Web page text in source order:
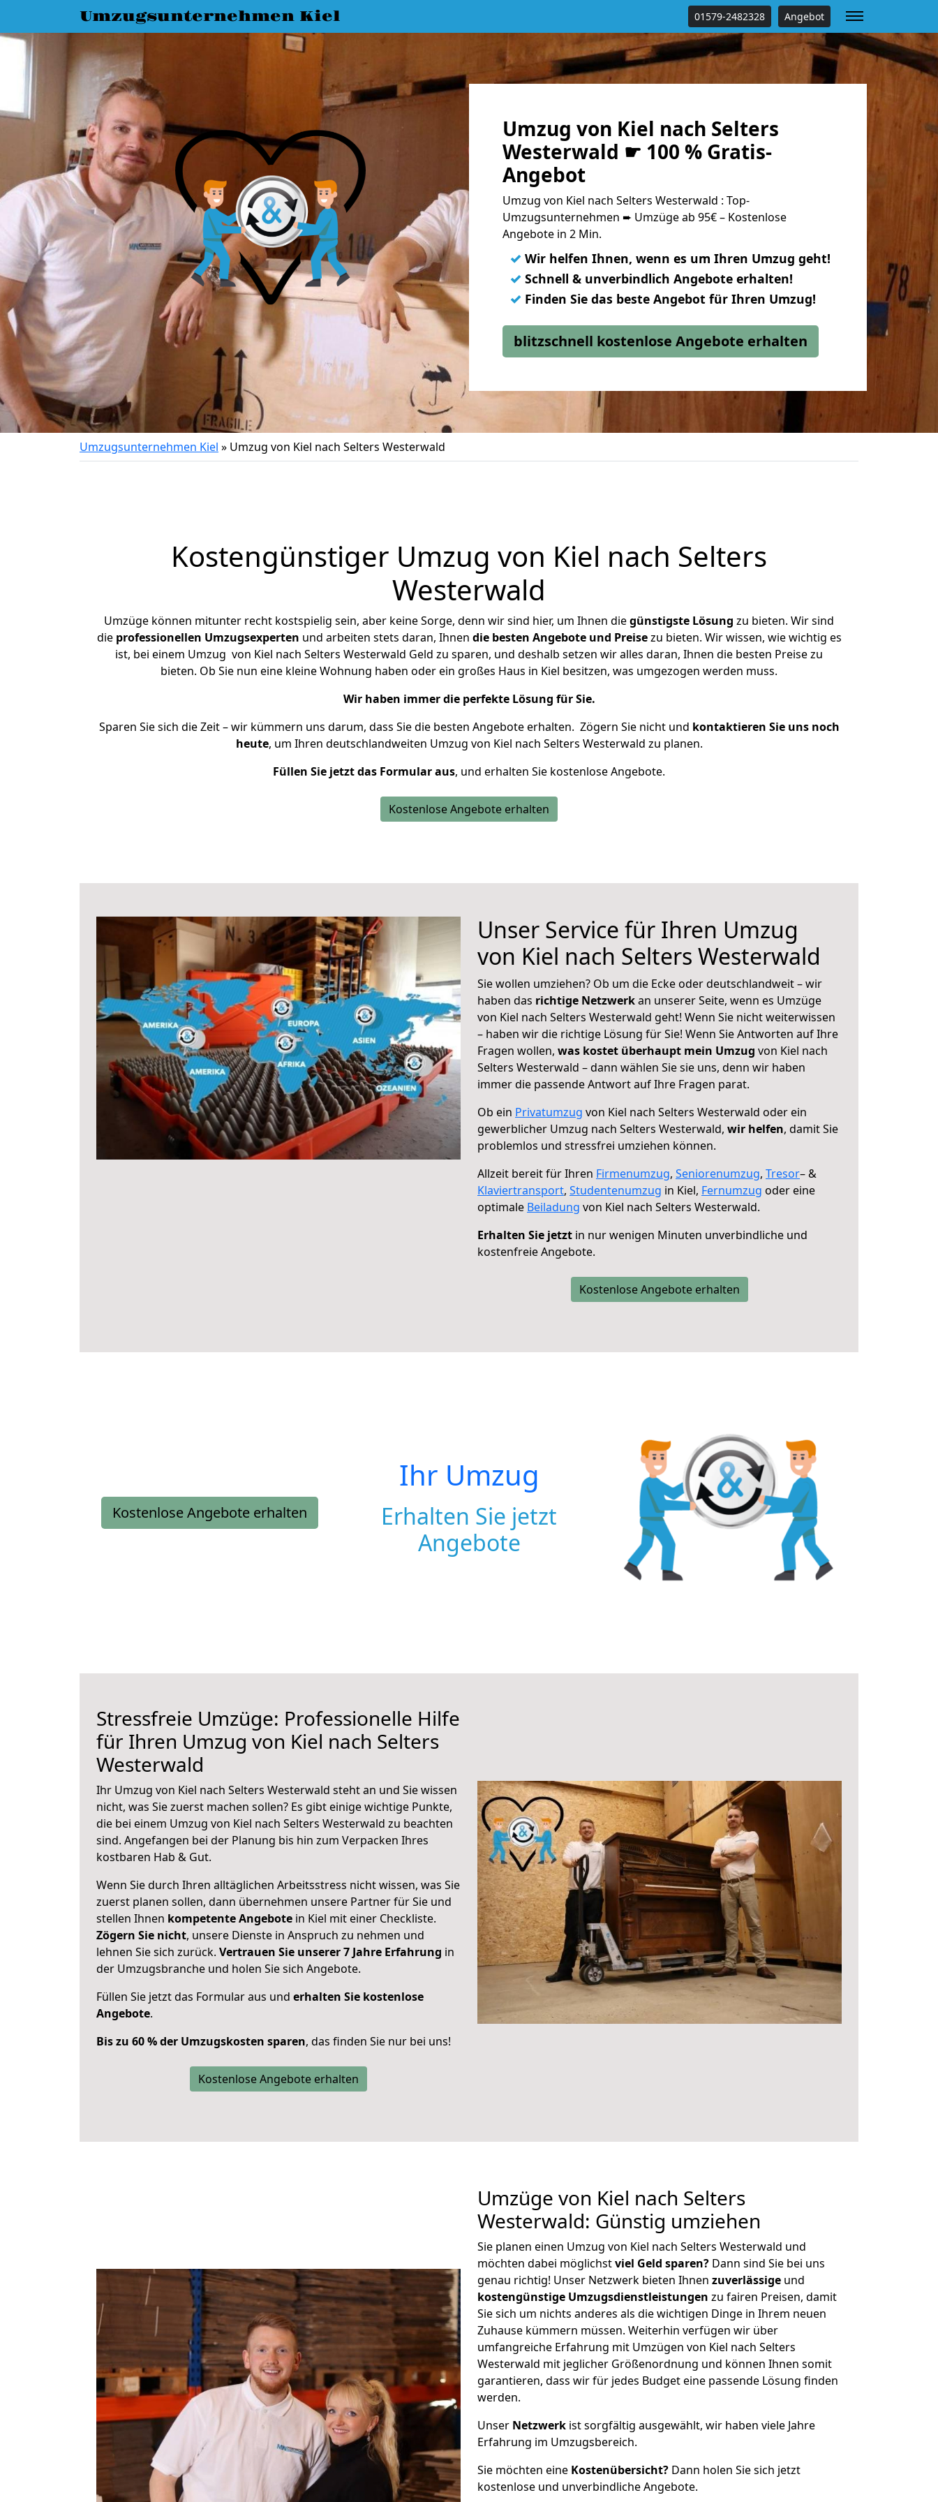
Umzugsunternehmen Kiel 01579-2482328 Angebot
Umzug von Kiel nach Selters
Westerwald ☛ 100 % Gratis-
Angebot
Umzug von Kiel nach Selters Westerwald : Top-
Umzugsunternehmen ➨ Umzüge ab 95€ – Kostenlose
Angebote in 2 Min.
✓ Wir helfen Ihnen, wenn es um Ihren Umzug geht!
✓ Schnell & unverbindlich Angebote erhalten!
✓ Finden Sie das beste Angebot für Ihren Umzug!
blitzschnell kostenlose Angebote erhalten
Umzugsunternehmen Kiel » Umzug von Kiel nach Selters Westerwald
Kostengünstiger Umzug von Kiel nach Selters
Westerwald
Umzüge können mitunter recht kostspielig sein, aber keine Sorge, denn wir sind hier, um Ihnen diegünstigste Lösung zu bieten. Wir sind
die professionellen Umzugsexperten und arbeiten stets daran, Ihnen die besten Angebote und Preisezu bieten. Wir wissen, wie wichtig es
ist, bei einem Umzug von Kiel nach Selters Westerwald Geld zu sparen, und deshalb setzen wir alles daran, Ihnen die besten Preise zu
bieten. Ob Sie nun eine kleine Wohnung haben oder ein großes Haus in Kiel besitzen, was umgezogen werden muss.
Wir haben immer die perfekte Lösung für Sie.
Sparen Sie sich die Zeit – wir kümmern uns darum, dass Sie die besten Angebote erhalten. Zögern Sie nicht und kontaktieren Sie uns noch
heute, um Ihren deutschlandweiten Umzug von Kiel nach Selters Westerwald zu planen.
Füllen Sie jetzt das Formular aus, und erhalten Sie kostenlose Angebote.
Kostenlose Angebote erhalten
Unser Service für Ihren Umzug
von Kiel nach Selters Westerwald
Sie wollen umziehen? Ob um die Ecke oder deutschlandweit – wir
haben das richtige Netzwerkan unserer Seite, wenn es Umzüge
von Kiel nach Selters Westerwald geht! Wenn Sie nicht weiterwissen
– haben wir die richtige Lösung für Sie! Wenn Sie Antworten auf Ihre
Fragen wollen, was kostet überhaupt mein Umzug von Kiel nach
Selters Westerwald – dann wählen Sie sie uns, denn wir haben
immer die passende Antwort auf Ihre Fragen parat.
Ob ein Privatumzug von Kiel nach Selters Westerwald oder ein
gewerblicher Umzug nach Selters Westerwald, wir helfen, damit Sie
problemlos und stressfrei umziehen können.
Allzeit bereit für Ihren Firmenumzug, Seniorenumzug, Tresor– &
Klaviertransport, Studentenumzug in Kiel, Fernumzug oder eine
optimale Beiladung von Kiel nach Selters Westerwald.
Erhalten Sie jetzt in nur wenigen Minuten unverbindliche und
kostenfreie Angebote.
Kostenlose Angebote erhalten
Kostenlose Angebote erhalten
Ihr Umzug
Erhalten Sie jetzt
Angebote
Stressfreie Umzüge: Professionelle Hilfe
für Ihren Umzug von Kiel nach Selters
Westerwald
Ihr Umzug von Kiel nach Selters Westerwald steht an und Sie wissen
nicht, was Sie zuerst machen sollen? Es gibt einige wichtige Punkte,
die bei einem Umzug von Kiel nach Selters Westerwald zu beachten
sind. Angefangen bei der Planung bis hin zum Verpacken Ihres
kostbaren Hab & Gut.
Wenn Sie durch Ihren alltäglichen Arbeitsstress nicht wissen, was Sie
zuerst planen sollen, dann übernehmen unsere Partner für Sie und
stellen Ihnen kompetente Angebote in Kiel mit einer Checkliste.
Zögern Sie nicht, unsere Dienste in Anspruch zu nehmen und
lehnen Sie sich zurück. Vertrauen Sie unserer 7 Jahre Erfahrung in
der Umzugsbranche und holen Sie sich Angebote.
Füllen Sie jetzt das Formular aus und erhalten Sie kostenlose
Angebote.
Bis zu 60 % der Umzugskosten sparen, das finden Sie nur bei uns!
Kostenlose Angebote erhalten
Umzüge von Kiel nach Selters
Westerwald: Günstig umziehen
Sie planen einen Umzug von Kiel nach Selters Westerwald und
möchten dabei möglichstviel Geld sparen? Dann sind Sie bei uns
genau richtig! Unser Netzwerk bieten Ihnen zuverlässige und
kostengünstige Umzugsdienstleistungen zu fairen Preisen, damit
Sie sich um nichts anderes als die wichtigen Dinge in Ihrem neuen
Zuhause kümmern müssen. Weiterhin verfügen wir über
umfangreiche Erfahrung mit Umzügen von Kiel nach Selters
Westerwald mit jeglicher Größenordnung und können Ihnen somit
garantieren, dass wir für jedes Budget eine passende Lösung finden
werden.
Unser Netzwerk ist sorgfältig ausgewählt, wir haben viele Jahre
Erfahrung im Umzugsbereich.
Sie möchten eine Kostenübersicht? Dann holen Sie sich jetzt
kostenlose und unverbindliche Angebote.